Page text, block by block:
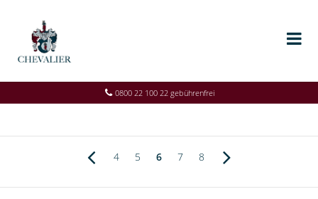
0800 22 100 22 gebührenfrei
4 5 6 7 8